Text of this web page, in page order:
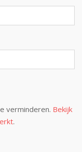
verminderen. Bekijk
.